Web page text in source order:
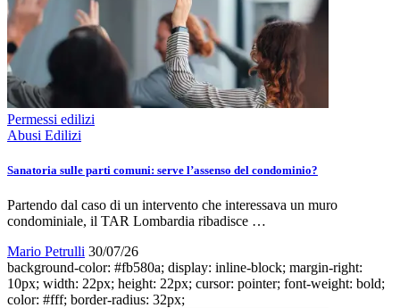
Permessi edilizi
Abusi Edilizi
Sanatoria sulle parti comuni: serve l’assenso del condominio?
Partendo dal caso di un intervento che interessava un muro
condominiale, il TAR Lombardia ribadisce …
Mario Petrulli 30/07/26
background-color: #fb580a; display: inline-block; margin-right:
10px; width: 22px; height: 22px; cursor: pointer; font-weight: bold;
color: #fff; border-radius: 32px;